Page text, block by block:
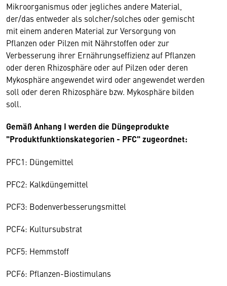
Mikroorganismus oder jegliches andere Material,
der/das entweder als solcher/solches oder gemischt
mit einem anderen Material zur Versorgung von
Pflanzen oder Pilzen mit Nährstoffen oder zur
Verbesserung ihrer Ernährungseffizienz auf Pflanzen
oder deren Rhizosphäre oder auf Pilzen oder deren
Mykosphäre angewendet wird oder angewendet werden
soll oder deren Rhizosphäre bzw. Mykosphäre bilden
soll.
Gemäß Anhang I werden die Düngeprodukte
"Produktfunktionskategorien - PFC" zugeordnet:
PFC1: Düngemittel
PFC2: Kalkdüngemittel
PCF3: Bodenverbesserungsmittel
PCF4: Kultursubstrat
PCF5: Hemmstoff
PCF6: Pflanzen-Biostimulans